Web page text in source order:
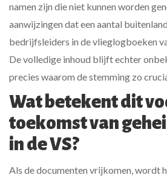
namen zijn die niet kunnen worden
aanwijzingen dat een aantal
bedrijfsleiders in de vlieglogboeken
De volledige inhoud blijft echter
precies waarom de stemming zo
Wat betekent dit
toekomst van
in de VS?
Als de documenten vrijkomen, wordt